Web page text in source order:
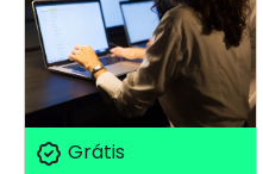
Grátis